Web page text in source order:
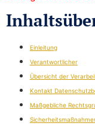
Einleitung
Verantwortlicher
Übersicht der
Kontakt
Maßgebliche